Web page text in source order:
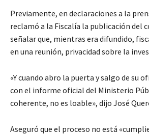
Previamente, en declaraciones a la
reclamó a la Fiscalía la publicación del
señalar que, mientras era difundido,
en una reunión, privacidad sobre la
«Y cuando abro la puerta y salgo de su
con el informe oficial del Ministerio
coherente, no es loable», dijo José
Aseguró que el proceso no está